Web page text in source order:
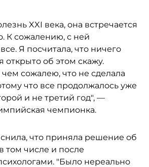
XXI века, она встречается
К сожалению, с ней
Я посчитала, что ничего
открыто об этом скажу.
сожалею, что не сделала
что все продолжалось уже
и не третий год", —
чемпионка.
что приняла решение об
том числе и после
"Было нереально